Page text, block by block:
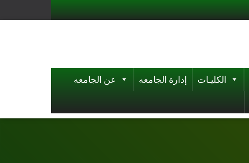
عن الجامعه إدارة الجامعه الكليـات